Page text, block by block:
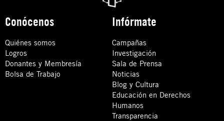
Conócenos
Quiénes somos
Logros
Donantes y Membresía
Bolsa de Trabajo
Infórmate
Campañas
Investigación
Sala de Prensa
Noticias
Blog y Cultura
Educación en Derechos
Humanos
Transparencia